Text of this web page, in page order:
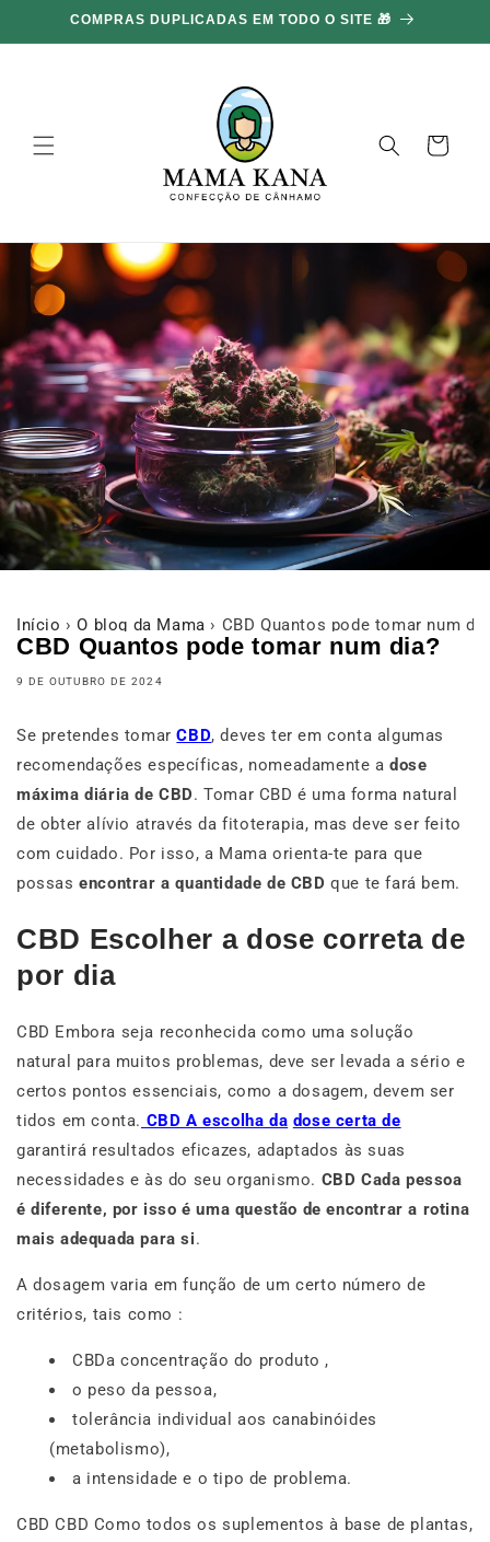
ir para o
conteúdo
COMPRAS DUPLICADAS EM TODO O SITE 🎁
Carrinho
Início › O blog da Mama › CBD Quantos pode tomar num
CBD Quantos pode tomar num dia?
9 DE OUTUBRO DE 2024
Se pretendes tomarCBD, deves ter em conta algumas
recomendações específicas, nomeadamente a dose
máxima diária de CBD. Tomar CBD é uma forma natural
de obter alívio através da fitoterapia, mas deve ser feito
com cuidado. Por isso, a Mama orienta-te para que
possas encontrar a quantidade de CBD que te fará bem.
CBD Escolher a dose correta de
por dia
CBD Embora seja reconhecida como uma solução
natural para muitos problemas, deve ser levada a sério e
certos pontos essenciais, como a dosagem, devem ser
tidos em conta. CBD A escolha da dose certa de
garantirá resultados eficazes, adaptados às suas
necessidades e às do seu organismo. CBD Cada pessoa
é diferente, por isso é uma questão de encontrar a rotina
mais adequada para si.
A dosagem varia em função de um certo número de
critérios, tais como :
CBDa concentração do produto ,
o peso da pessoa,
tolerância individual aos canabinóides
(metabolismo),
a intensidade e o tipo de problema.
CBD CBD Como todos os suplementos à base de plantas,